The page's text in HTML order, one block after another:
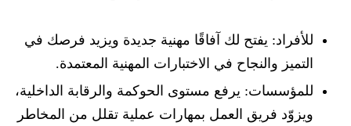
للأفراد: يفتح لك آفاقًا مهنية جديدة ويزيد فرصك في
التميز والنجاح في الاختبارات المهنية المعتمدة.
للمؤسسات: يرفع مستوى الحوكمة والرقابة الداخلية،
ويزوّد فريق العمل بمهارات عملية تقلل من المخاطر